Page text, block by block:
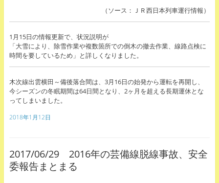
（ソース：ＪＲ西日本列車運行情報）
1月15日の情報更新で、状況説明が
「大雪により、除雪作業や複数箇所での倒木の撤去作業、線路点検に
時間を要しているため」と詳しくなりました。
木次線出雲横田～備後落合間は、3月16日の始発から運転を再開し、
今シーズンの冬眠期間は64日間となり、2ヶ月を超える長期運休とな
ってしまいました。
2018年1月12日
2017/06/29 2016年の芸備線脱線事故、安全
委報告まとまる